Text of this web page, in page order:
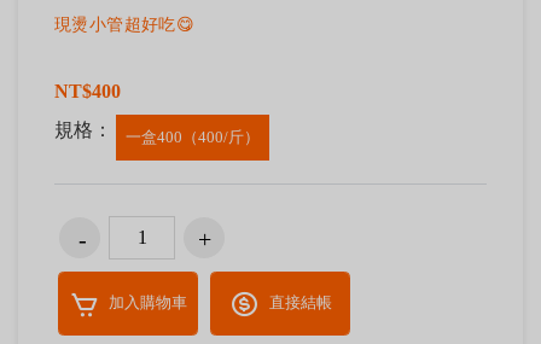
現燙小管超好吃😋
NT$400
規格：
一盒400（400/斤）
加入購物車 直接結帳